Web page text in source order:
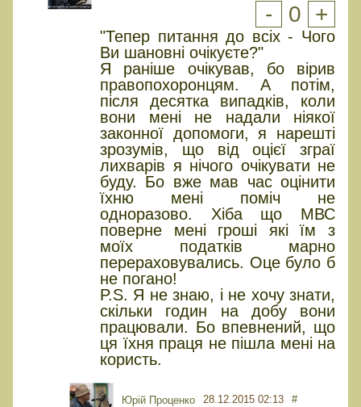
- 0 +
"Тепер питання до всіх - Чого
Ви шановні очікуєте?"
Я раніше очікував, бо вірив
правопохоронцям. А потім,
після десятка випадків, коли
вони мені не надали ніякої
законної допомоги, я нарешті
зрозумів, що від оцієї зграї
лихварів я нічого очікувати не
буду. Бо вже мав час оцінити
їхню мені поміч не
одноразово. Хіба що МВС
поверне мені гроші які їм з
моїх податків марно
перераховувались. Оце було б
не погано!
P.S. Я не знаю, і не хочу знати,
скільки годин на добу вони
працювали. Бо впевнений, що
ця їхня праця не пішла мені на
користь.
Юрiй Проценко 28.12.2015 02:13 #